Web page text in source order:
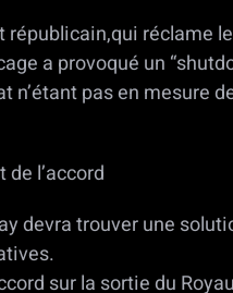
réclame
a provoqué un
pas en mesure
l’accord
devra trouver une
sur la sortie du